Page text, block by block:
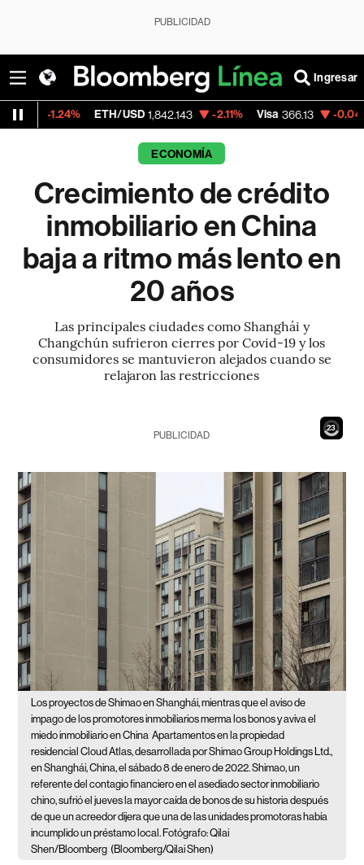
PUBLICIDAD
Ingresar
ETH/USD 1,842.143 -2.11% Visa 366.13 -0.04%
ECONOMÍA
Crecimiento de crédito
inmobiliario en China
baja a ritmo más lento en
20 años
Las principales ciudades como Shanghái y
Changchún sufrieron cierres por Covid-19 y los
consumidores se mantuvieron alejados cuando se
relajaron las restricciones
21
PUBLICIDAD
Los proyectos de Shimao en Shanghái, mientras que el aviso de
impago de los promotores inmobiliarios merma los bonos y aviva el
miedo inmobiliario en China Apartamentos en la propiedad
residencial Cloud Atlas, desarrollada por Shimao Group Holdings Ltd.,
en Shanghái, China, el sábado 8 de enero de 2022. Shimao, un
referente del contagio financiero en el asediado sector inmobiliario
chino, sufrió el jueves la mayor caída de bonos de su historia después
de que un acreedor dijera que una de las unidades promotoras había
incumplido un préstamo local. Fotógrafo: Qilai
Shen/Bloomberg (Bloomberg/Qilai Shen)